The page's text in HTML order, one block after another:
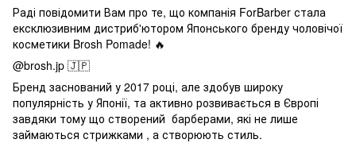
Раді повідомити Вам про те, що компанія ForBarber стала
ексклюзивним дистриб'ютором Японського бренду чоловічої
косметики Brosh Pomade! 🔥
@brosh.jp 🇯🇵
Бренд заснований у 2017 році, але здобув широку
популярність у Японії, та активно розвивається в Європі
завдяки тому що створений барберами, які не лише
займаються стрижками , а створюють стиль.